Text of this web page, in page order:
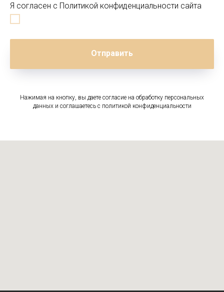
Я согласен с Политикой конфиденциальности сайта
Отправить
Нажимая на кнопку, вы даете согласие на обработку персональных
данных и соглашаетесь c политикой конфиденциальности